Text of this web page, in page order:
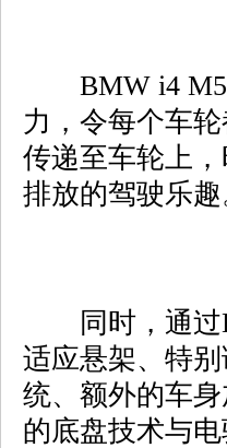
BMW i4 M50
力，令每个车
传递至车轮上
排放的驾驶乐趣
同时，通过
适应悬架、特
统、额外的车
的底盘技术与